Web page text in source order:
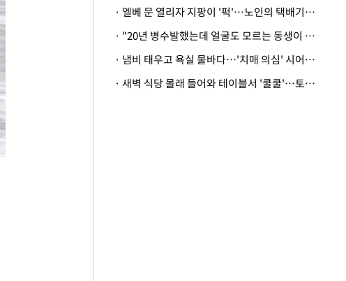
· 엘베 문 열리자 지팡이 '퍽'…노인의 택배기사 폭행 이유
· "20년 병수발했는데 얼굴도 모르는 동생이 유산 절반을"…배다른 형제 상속권 있을까
· 냄비 태우고 욕실 물바다…'치매 의심' 시어머니 검사 권유했다가 '날벼락'
· 새벽 식당 몰래 들어와 테이블서 '쿨쿨'…토사물 남기고 사라진 남성